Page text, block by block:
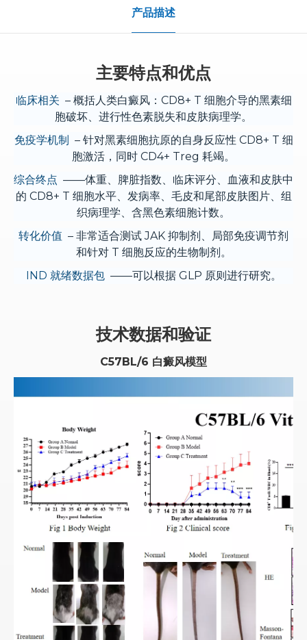
产品描述
主要特点和优点
临床相关 – 概括人类白癜风：CD8+ T 细胞介导的黑素细
胞破坏、进行性色素脱失和皮肤病理学。
免疫学机制 – 针对黑素细胞抗原的自身反应性 CD8+ T 细
胞激活，同时 CD4+ Treg 耗竭。
综合终点 ——体重、脾脏指数、临床评分、血液和皮肤中
的 CD8+ T 细胞水平、发病率、毛皮和尾部皮肤图片、组
织病理学、含黑色素细胞计数。
转化价值 – 非常适合测试 JAK 抑制剂、局部免疫调节剂
和针对 T 细胞反应的生物制剂。
IND 就绪数据包——可以根据 GLP 原则进行研究。
技术数据和验证
C57BL/6 白癜风模型